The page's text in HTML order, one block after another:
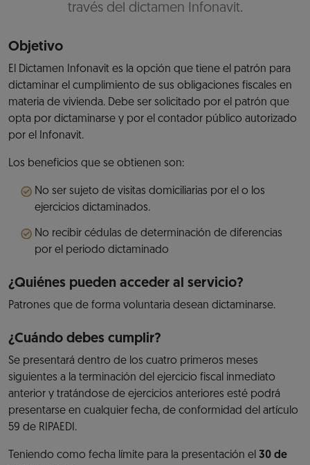
través del dictamen Infonavit.
Objetivo
El Dictamen Infonavit es la opción que tiene el patrón para
dictaminar el cumplimiento de sus obligaciones fiscales en
materia de vivienda. Debe ser solicitado por el patrón que
opta por dictaminarse y por el contador público autorizado
por el Infonavit.
Los beneficios que se obtienen son:
No ser sujeto de visitas domiciliarias por el o los
ejercicios dictaminados.
No recibir cédulas de determinación de diferencias
por el periodo dictaminado
¿Quiénes pueden acceder al servicio?
Patrones que de forma voluntaria desean dictaminarse.
¿Cuándo debes cumplir?
Se presentará dentro de los cuatro primeros meses
siguientes a la terminación del ejercicio fiscal inmediato
anterior y tratándose de ejercicios anteriores esté podrá
presentarse en cualquier fecha, de conformidad del artículo
59 de RIPAEDI.
Teniendo como fecha límite para la presentación el 30 de